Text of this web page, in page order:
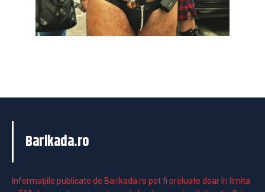
Barikada.ro
Informaţiile publicate de Barikada.ro pot fi preluate doar în limita